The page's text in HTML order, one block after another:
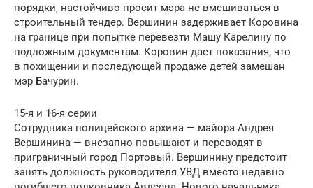
порядки, настойчиво просит мэра не вмешиваться в
строительный тендер. Вершинин задерживает Коровина
на границе при попытке перевезти Машу Карелину по
подложным документам. Коровин дает показания, что
в похищении и последующей продаже детей замешан
мэр Бачурин.
15-я и 16-я серии
Сотрудника полицейского архива — майора Андрея
Вершинина — внезапно повышают и переводят в
приграничный город Портовый. Вершинину предстоит
занять должность руководителя УВД вместо недавно